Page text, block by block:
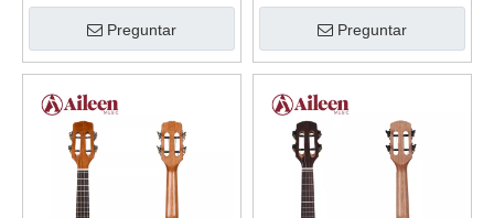
23'' CG10L
Preguntar
CG00L
Preguntar